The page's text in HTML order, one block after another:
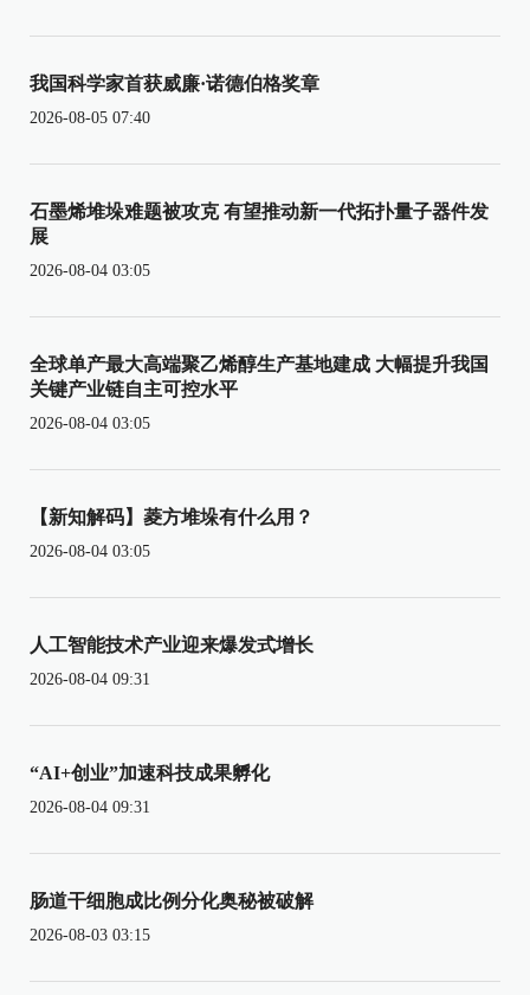
我国科学家首获威廉·诺德伯格奖章
2026-08-05 07:40
石墨烯堆垛难题被攻克 有望推动新一代拓扑量子器件发
展
2026-08-04 03:05
全球单产最大高端聚乙烯醇生产基地建成 大幅提升我国
关键产业链自主可控水平
2026-08-04 03:05
【新知解码】菱方堆垛有什么用？
2026-08-04 03:05
人工智能技术产业迎来爆发式增长
2026-08-04 09:31
“AI+创业”加速科技成果孵化
2026-08-04 09:31
肠道干细胞成比例分化奥秘被破解
2026-08-03 03:15